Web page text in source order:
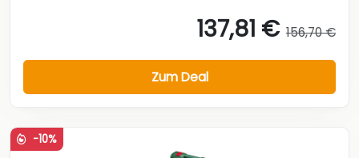
137,81 € 156,70 €
Zum Deal
-10%